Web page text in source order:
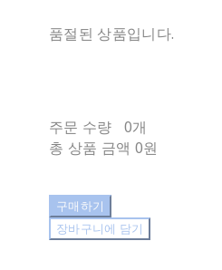
품절된 상품입니다.
주문 수량
0개
총 상품 금액 0원
구매하기
장바구니에 담기